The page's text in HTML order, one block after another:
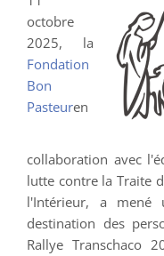
octobre
2025, la
Fondation
Bon
Pasteuren
collaboration avec
lutte contre la Traite
l'Intérieur, a mené
destination des
Rallye Transchaco